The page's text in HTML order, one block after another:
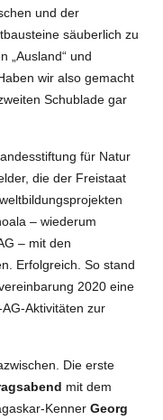
und der
säuberlich zu
„Ausland“ und
wir also gemacht
Schublade gar
für Natur
die der Freistaat
– wiederum
– mit den
Erfolgreich. So stand
2020 eine
Aktivitäten zur
Die erste
mit dem
KennerGeorg